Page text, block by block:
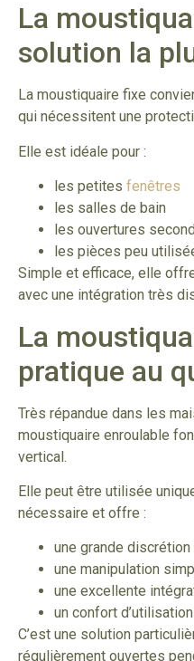
La
solution la
La moustiquaire fixe
qui nécessitent une
Elle est idéale pour :
les petites fenêtres
les salles de bain
les ouvertures
les pièces peu
Simple et efficace, elle
avec une intégration très
La
pratique au
Très répandue dans les
moustiquaire enroulable
vertical.
Elle peut être utilisée
nécessaire et offre :
une grande discrétion
une manipulation
une excellente
un confort
C’est une solution
régulièrement ouvertes